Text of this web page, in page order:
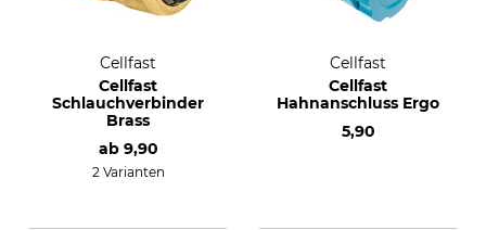
Cellfast
Cellfast
Schlauchverbinder
Brass
ab 9,90
2 Varianten
Cellfast
Cellfast
Hahnanschluss Ergo
5,90